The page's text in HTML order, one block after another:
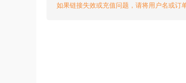
如果链接失效或充值问题，请将用户名或